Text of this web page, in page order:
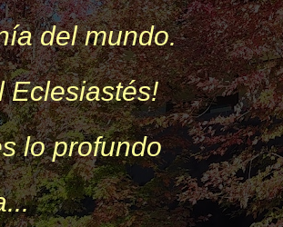
del mundo.
Eclesiastés!
lo profundo